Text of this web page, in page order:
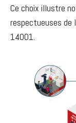
Ce choix illustre
respectueuses de
14001.